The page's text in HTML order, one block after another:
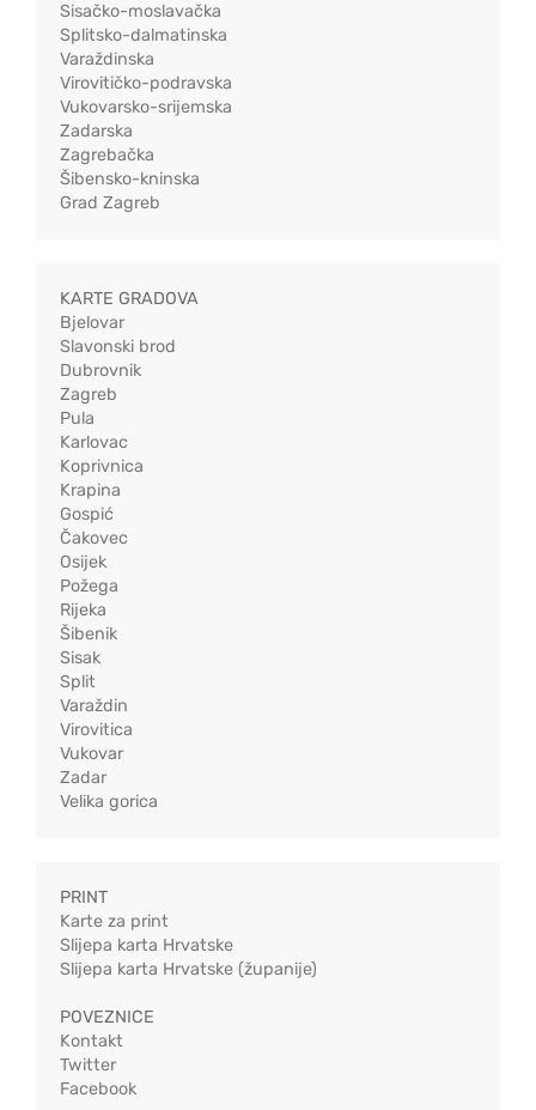
Sisačko-moslavačka
Splitsko-dalmatinska
Varaždinska
Virovitičko-podravska
Vukovarsko-srijemska
Zadarska
Zagrebačka
Šibensko-kninska
Grad Zagreb
KARTE GRADOVA
Bjelovar
Slavonski brod
Dubrovnik
Zagreb
Pula
Karlovac
Koprivnica
Krapina
Gospić
Čakovec
Osijek
Požega
Rijeka
Šibenik
Sisak
Split
Varaždin
Virovitica
Vukovar
Zadar
Velika gorica
PRINT
Karte za print
Slijepa karta Hrvatske
Slijepa karta Hrvatske (županije)
POVEZNICE
Kontakt
Twitter
Facebook